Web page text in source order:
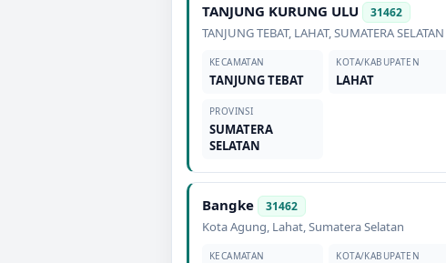
TANJUNG KURUNG ULU 31462
TANJUNG TEBAT, LAHAT,SUMATERA SELATAN
KECAMATAN
TANJUNG TEBAT
KOTA/KABUPATEN
LAHAT
PROVINSI
SUMATERA
SELATAN
Bangke 31462
Kota Agung, Lahat,Sumatera Selatan
KECAMATAN KOTA/KABUPATEN